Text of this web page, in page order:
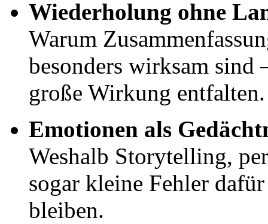
Wiederholung ohne
Warum
besonders wirksam
große Wirkung entfalten.
Emotionen als
Weshalb Storytelling,
sogar kleine Fehler
bleiben.